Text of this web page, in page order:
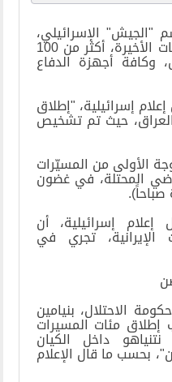
"الجيش" الإسرائيلي،
إن "إيران أطلقت، في الساعات الأخيرة، أكثر من 100
وكافة أجهزة الدفاع
إسرائيلية، "إطلاق
حيث تم تشخيص
الأولى من المسيّرات
المحتلة، في غضون
.
إسرائيلية، أن
الإيرانية، تجري في
الاحتلال، بنيامين
إطلاق مئات المسيرات
داخل الكيان
بحسب ما قال الإعلام